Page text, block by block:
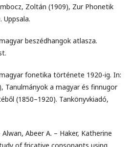
Zoltán (1909), Zur Phonetik
Uppsala.
beszédhangok atlasza.
fonetika története 1920-ig. In:
Tanulmányok a magyar és finnugor
(1850–1920). Tankönyvkiadó,
Abeer A. – Haker, Katherine